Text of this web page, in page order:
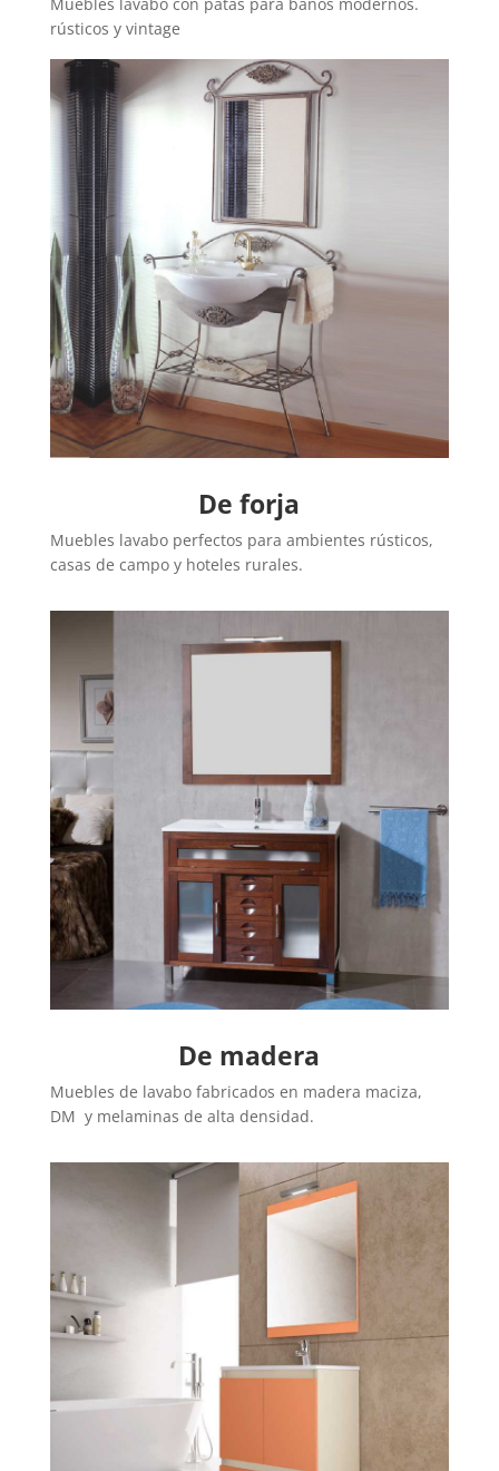
rústicos y vintage
De forja
Muebles lavabo perfectos para ambientes rústicos,
casas de campo y hoteles rurales.
De madera
Muebles de lavabo fabricados en madera maciza,
DM y melaminas de alta densidad.